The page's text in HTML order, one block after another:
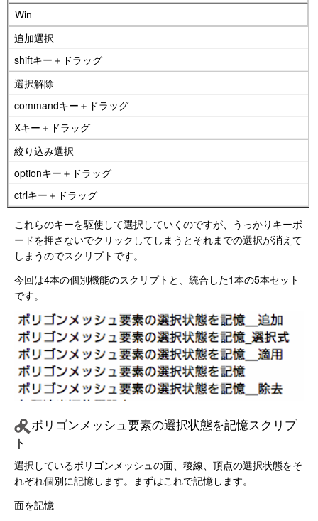
Win
追加選択
shiftキー＋ドラッグ
選択解除
commandキー＋ドラッグ
Xキー＋ドラッグ
絞り込み選択
optionキー＋ドラッグ
ctrlキー＋ドラッグ
これらのキーを駆使して選択していくのですが、うっかりキーボ
ードを押さないでクリックしてしまうとそれまでの選択が消えて
しまうのでスクリプトです。
今回は4本の個別機能のスクリプトと、統合した1本の5本セット
です。
ポリゴンメッシュ要素の選択状態を記憶スクリプ
ト
選択しているポリゴンメッシュの面、稜線、頂点の選択状態をそ
れぞれ個別に記憶します。まずはこれで記憶します。
面を記憶